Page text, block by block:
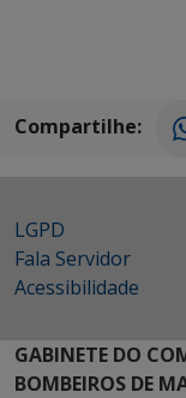
Compartilhe:
LGPD
Fala Servidor
Acessibilidade
GABINETE DO
BOMBEIROS DE